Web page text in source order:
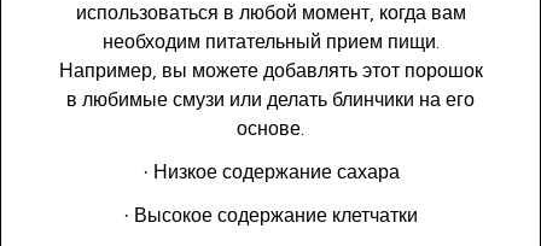
использоваться в любой момент, когда вам
необходим питательный прием пищи.
Например, вы можете добавлять этот порошок
в любимые смузи или делать блинчики на его
основе.
· Низкое содержание сахара
· Высокое содержание клетчатки